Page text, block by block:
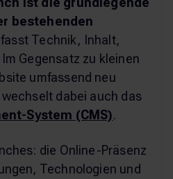
bestehenden
Technik, Inhalt,
Gegensatz zu kleinen
umfassend neu
dabei auch das
System (CMS).
die Online-Präsenz
Technologien und